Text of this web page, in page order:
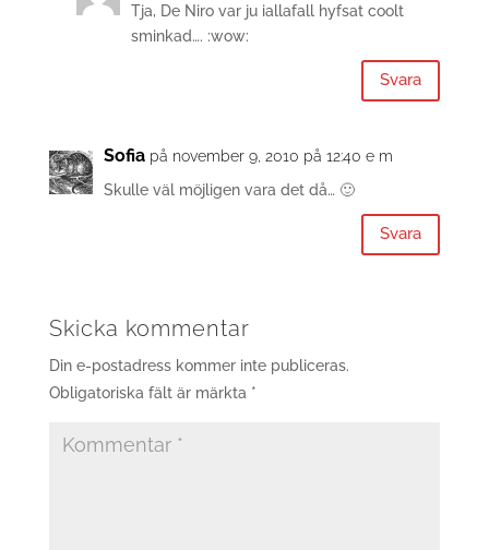
Tja, De Niro var ju iallafall hyfsat coolt
sminkad…. :wow:
Svara
Sofia på november 9, 2010 på 12:40 e m
Skulle väl möjligen vara det då… 🙂
Svara
Skicka kommentar
Din e-postadress kommer inte publiceras.
Obligatoriska fält är märkta *